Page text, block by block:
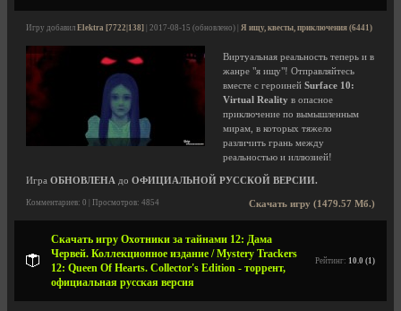
Игру добавил Elektra [7722|138] | 2017-08-15 (обновлено) | Я ищу, квесты, приключения (6441)
Виртуальная реальность теперь и в
жанре "я ищу"! Отправляйтесь
вместе с героиней Surface 10:
Virtual Reality в опасное
приключение по вымышленным
мирам, в которых тяжело
различить грань между
реальностью и иллюзией!
Игра ОБНОВЛЕНА до ОФИЦИАЛЬНОЙ РУССКОЙ ВЕРСИИ.
Скачать игру (1479.57 Мб.)
Комментариев: 0 | Просмотров: 4854
Скачать игру Охотники за тайнами 12: Дама
Червей. Коллекционное издание / Mystery Trackers
12: Queen Of Hearts. Collector's Edition - торрент,
официальная русская версия
Рейтинг: 10.0 (1)